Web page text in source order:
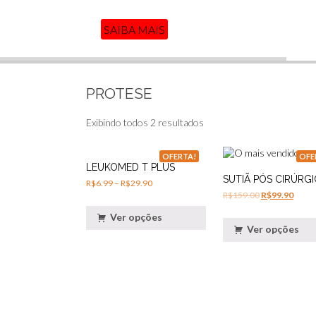
SAIBA MAIS
PROTESE
Exibindo todos 2 resultados
OFERTA!
LEUKOMED T PLUS
R$6.99 – R$29.90
Ver opções
SUTIÃ PÓS
R$159.00 R$99.90
Ver opções